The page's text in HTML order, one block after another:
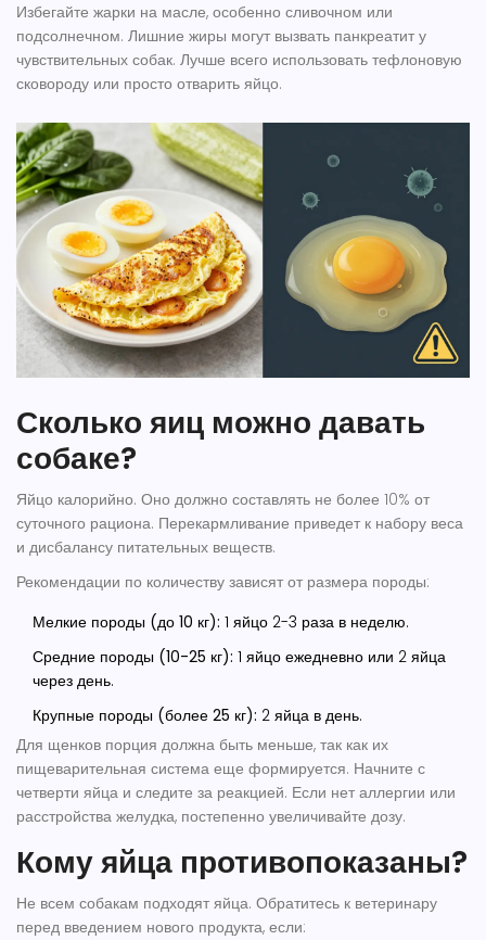
Избегайте жарки на масле, особенно сливочном или
подсолнечном. Лишние жиры могут вызвать панкреатит у
чувствительных собак. Лучше всего использовать тефлоновую
сковороду или просто отварить яйцо.
Сколько яиц можно давать
собаке?
Яйцо калорийно. Оно должно составлять не более 10% от
суточного рациона. Перекармливание приведет к набору веса
и дисбалансу питательных веществ.
Рекомендации по количеству зависят от размера породы:
Мелкие породы (до 10 кг): 1 яйцо 2-3 раза в неделю.
Средние породы (10-25 кг): 1 яйцо ежедневно или 2 яйца
через день.
Крупные породы (более 25 кг): 2 яйца в день.
Для щенков порция должна быть меньше, так как их
пищеварительная система еще формируется. Начните с
четверти яйца и следите за реакцией. Если нет аллергии или
расстройства желудка, постепенно увеличивайте дозу.
Кому яйца противопоказаны?
Не всем собакам подходят яйца. Обратитесь к ветеринару
перед введением нового продукта, если: